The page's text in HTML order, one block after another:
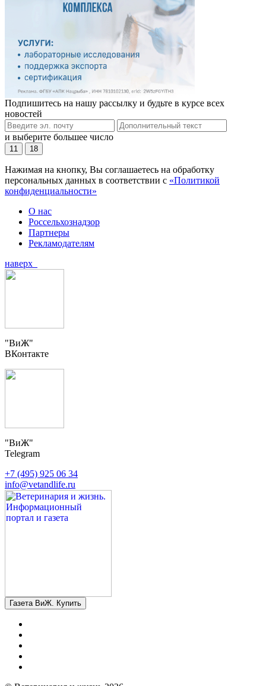
Подпишитесь на нашу рассылку и будьте в курсе всех
новостей
и выберите большее число
11 18
Нажимая на кнопку, Вы соглашаетесь на обработку
персональных данных в соответствии с «Политикой
конфиденциальности»
О нас
Россельхознадзор
Партнеры
Рекламодателям
наверх
"ВиЖ"
ВКонтакте
"ВиЖ"
Telegram
+7 (495) 925 06 34
info@vetandlife.ru
Газета ВиЖ. Купить